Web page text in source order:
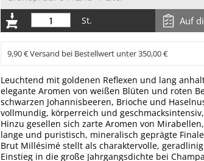
St.
Auf
9,90 € Versand bei Bestellwert unter 350,00 €
Leuchtend mit goldenen Reflexen und lang
elegante Aromen von weißen Blüten und roten
schwarzen Johannisbeeren, Brioche und
vollmundig, körperreich und
Hinzu gesellen sich zarte Aromen von
lange und puristisch, mineralisch geprägte
Brut Millésimé stellt als charaktervolle,
Einstieg in die große Jahrgangsdichte bei